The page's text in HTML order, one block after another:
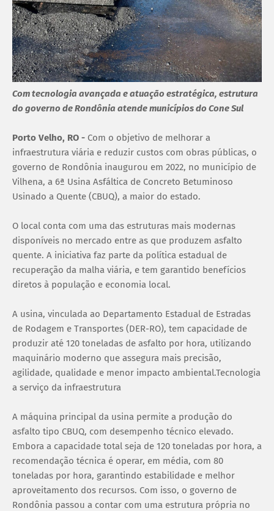
Com tecnologia avançada e atuação estratégica, estrutura
do governo de Rondônia atende municípios do Cone Sul
Porto Velho, RO - Com o objetivo de melhorar a
infraestrutura viária e reduzir custos com obras públicas, o
governo de Rondônia inaugurou em 2022, no município de
Vilhena, a 6ª Usina Asfáltica de Concreto Betuminoso
Usinado a Quente (CBUQ), a maior do estado.
O local conta com uma das estruturas mais modernas
disponíveis no mercado entre as que produzem asfalto
quente. A iniciativa faz parte da política estadual de
recuperação da malha viária, e tem garantido benefícios
diretos à população e economia local.
A usina, vinculada ao Departamento Estadual de Estradas
de Rodagem e Transportes (DER-RO), tem capacidade de
produzir até 120 toneladas de asfalto por hora, utilizando
maquinário moderno que assegura mais precisão,
agilidade, qualidade e menor impacto ambiental.Tecnologia
a serviço da infraestrutura
A máquina principal da usina permite a produção do
asfalto tipo CBUQ, com desempenho técnico elevado.
Embora a capacidade total seja de 120 toneladas por hora, a
recomendação técnica é operar, em média, com 80
toneladas por hora, garantindo estabilidade e melhor
aproveitamento dos recursos. Com isso, o governo de
Rondônia passou a contar com uma estrutura própria no